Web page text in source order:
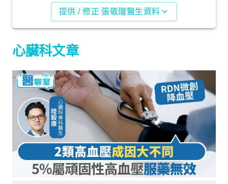
提供 / 修正 張敬瓏醫生資料
心臟科文章